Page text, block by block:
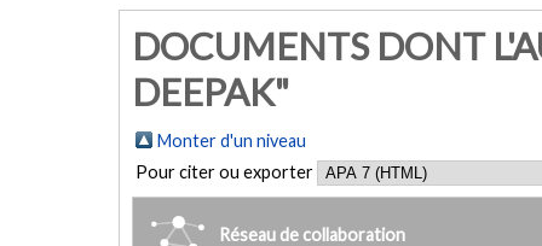
DOCUMENTS DONT
DEEPAK"
Monter d'un niveau
Pour citer ou exporter
Réseau de collaboration